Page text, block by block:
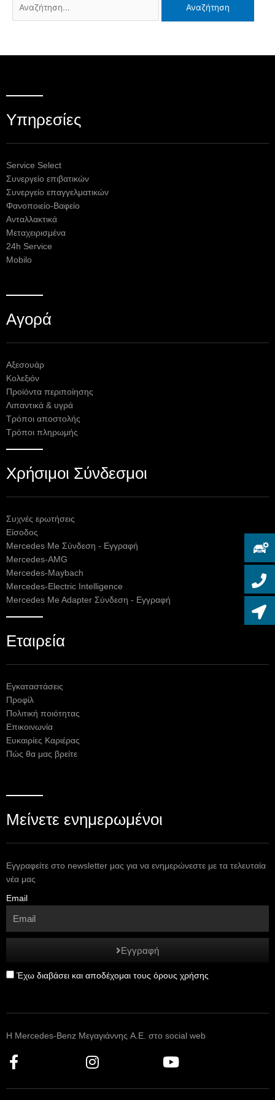
Υπηρεσίες
Service Select
Συνεργείο επιβατικών
Συνεργείο επαγγελματικών
Φανοποιείο-Βαφείο
Ανταλλακτικά
Μεταχειρισμένα
24h Service
Mobilo
Αγορά
Αξεσουάρ
Κολεξιόν
Προϊόντα περιποίησης
Λιπαντικά & υγρά
Τρόποι αποστολής
Τρόποι πληρωμής
Χρήσιμοι Σύνδεσμοι
Συχνές ερωτήσεις
Είσοδος
Mercedes Me Σύνδεση - Εγγραφή
Mercedes-AMG
Mercedes-Maybach
Mercedes-Electric Intelligence
Mercedes Me Adapter Σύνδεση - Εγγραφή
Εταιρεία
Εγκαταστάσεις
Προφίλ
Πολιτική ποιότητας
Επικοινωνία
Ευκαιρίες Καριέρας
Πώς θα μας βρείτε
Μείνετε ενημερωμένοι
Εγγραφείτε στο newsletter μας για να ενημερώνεστε με τα τελευταία
νέα μας
Email
Έχω διαβάσει και αποδέχομαι τους όρους χρήσης
Εγγραφή
Η Mercedes-Benz Μεγαγιάννης A.E. στο social web
F
c
I
s
Y
u